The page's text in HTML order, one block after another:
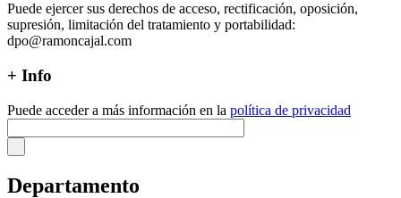
Puede ejercer sus derechos de acceso, rectificación, oposición,
supresión, limitación del tratamiento y portabilidad:
dpo@ramoncajal.com
+ Info
Puede acceder a más información en la política de privacidad
Departamento